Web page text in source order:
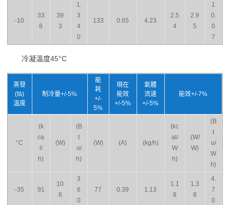
-10
33
8
39
3
1.
3
4
0
133 0.65 4.23
2.5
4
2.9
5
1
0.
0
7
冷凝溫度45°C
蒸發
(fā)
溫度
制冷量+/-5%
能
耗
+/-
5%
現在
能效
+/-5%
氣體
流速
+/-5%
能效+/-7%
°C
(k
ca
l/
h)
(W)
(B
t
u/
h)
(W) (A) (kg/h)
(kc
al/
W
h)
(W/
W)
(B
t
u/
W
h)
-35 91
10
6
3
6
0
77 0.39 1.13
1.1
8
1.3
8
4.
7
0